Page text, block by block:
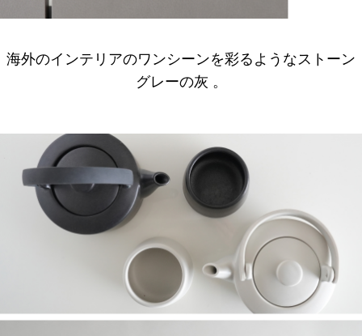
海外のインテリアのワンシーンを彩るようなストーン
グレーの灰 。